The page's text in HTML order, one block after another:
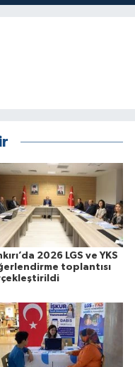
2026 LGS ve YKS
toplantısı